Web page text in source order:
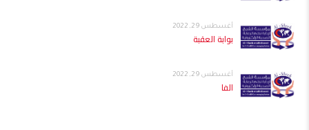
أغسطس 29, 2022
بوابة العقبة
أغسطس 29, 2022
الفا